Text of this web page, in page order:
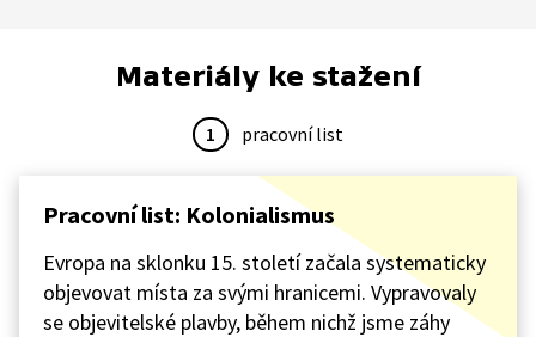
Materiály ke stažení
1 pracovní list
Pracovní list: Kolonialismus
Evropa na sklonku 15. století začala systematicky
objevovat místa za svými hranicemi. Vypravovaly
se objevitelské plavby, během nichž jsme záhy